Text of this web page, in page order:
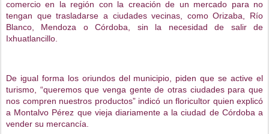
comercio en la región con la creación de un mercado para no
tengan que trasladarse a ciudades vecinas, como Orizaba, Río
Blanco, Mendoza o Córdoba, sin la necesidad de salir de
Ixhuatlancillo.
De igual forma los oriundos del municipio, piden que se active el
turismo, “queremos que venga gente de otras ciudades para que
nos compren nuestros productos” indicó un floricultor quien explicó
a Montalvo Pérez que vieja diariamente a la ciudad de Córdoba a
vender su mercancía.